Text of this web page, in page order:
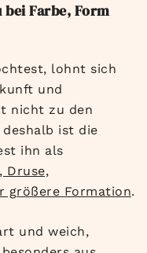
Farbe, Form
lohnt sich
und
nicht zu den
ist die
ihn als
Druse,
größere Formation.
und weich,